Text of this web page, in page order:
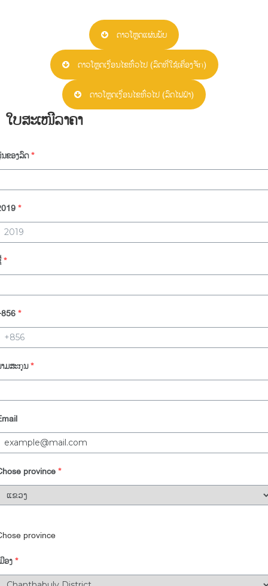
ດາວໂຫຼດແຜ່ນພັບ
ດາວໂຫຼດເງື່ອນໄຂທົ່ວໄປ (ລົດທີ່ໃຊ້ເຄື່ອງຈັກ)
ດາວໂຫຼດເງື່ອນໄຂທົ່ວໄປ (ລົດໄຟຟ້າ)
ໃບສະເໜີລາຄາ
ຂອງລົດ *
*
*
*
ມສະກຸນ *
province *
province
ອງ *